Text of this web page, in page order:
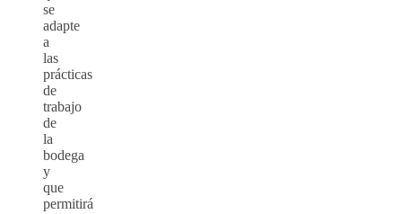
se
adapte
a
las
prácticas
de
trabajo
de
la
bodega
y
que
permitirá